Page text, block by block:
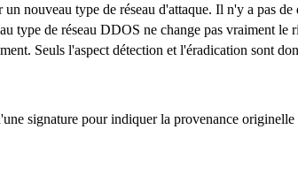
nouveau type de réseau d'attaque. Il n'y a pas de
type de réseau DDOS ne change pas vraiment
Seuls l'aspect détection et l'éradication sont
signature pour indiquer la provenance originelle